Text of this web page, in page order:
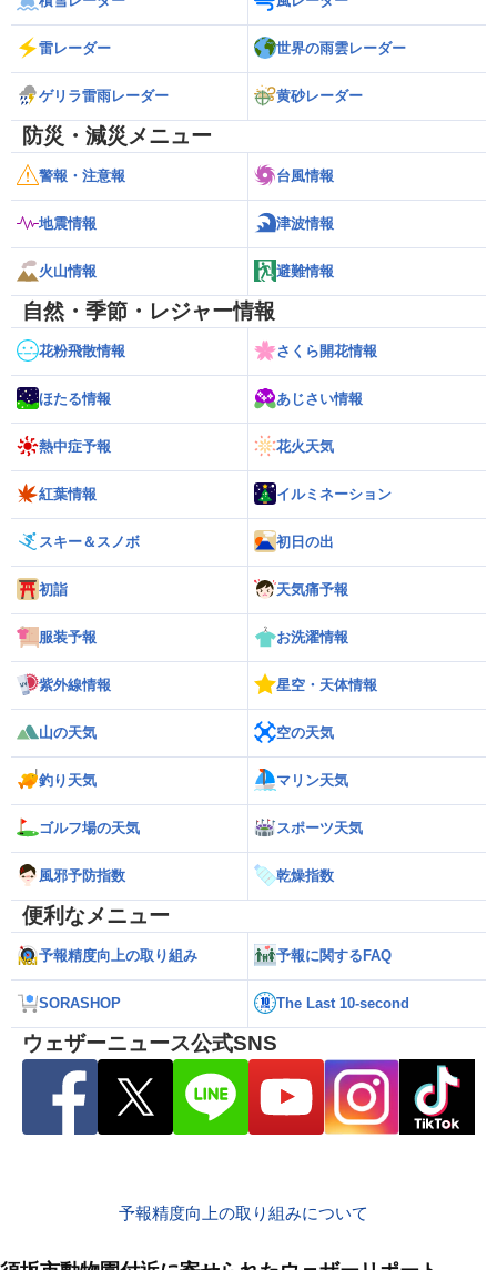
雷レーダー 世界の雨雲レーダー
ゲリラ雷雨レーダー 黄砂レーダー
防災・減災メニュー
警報・注意報 台風情報
地震情報 津波情報
火山情報 避難情報
自然・季節・レジャー情報
花粉飛散情報 さくら開花情報
ほたる情報 あじさい情報
熱中症予報 花火天気
紅葉情報 イルミネーション
スキー＆スノボ 初日の出
初詣 天気痛予報
服装予報 お洗濯情報
紫外線情報 星空・天体情報
山の天気 空の天気
釣り天気 マリン天気
ゴルフ場の天気 スポーツ天気
風邪予防指数 乾燥指数
便利なメニュー
予報精度向上の取り組み 予報に関するFAQ
SORASHOP The Last 10-second
ウェザーニュース公式SNS
予報精度向上の取り組みについて